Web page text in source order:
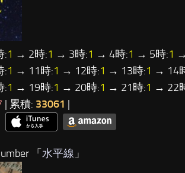
:1 → 2時:1 → 3時:1 → 4時:1 → 5時:1
:1 → 11時:1 → 12時:1 → 13時:1 → 14
:1 → 19時:1 → 20時:1 → 21時:1 → 22
| 累積: 33061 |
「 水平線 」